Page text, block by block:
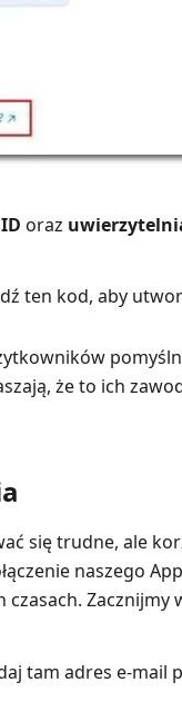
oraz
ten kod, aby
że to ich
się trudne, ale
naszego
Zacznijmy
tam adres e‑mail